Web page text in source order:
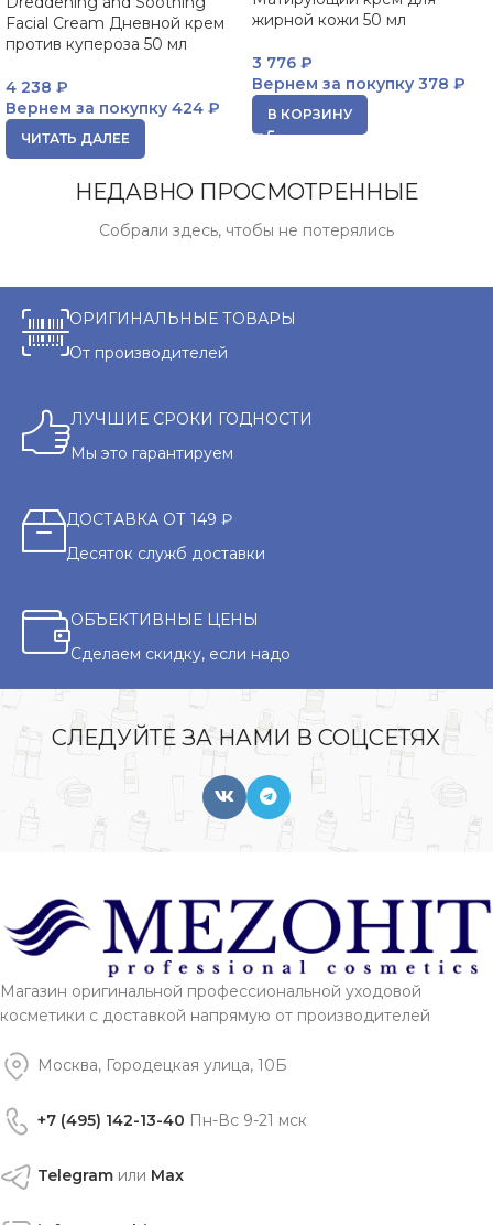
Facial Cream Дневной крем
против купероза 50 мл
4 238 ₽
Вернем за покупку 424 ₽
ЧИТАТЬ ДАЛЕЕ
жирной кожи 50 мл
3 776 ₽
Вернем за покупку 378 ₽
В КОРЗИНУ
НЕДАВНО ПРОСМОТРЕННЫЕ
Собрали здесь, чтобы не потерялись
ОРИГИНАЛЬНЫЕ ТОВАРЫ
От производителей
ЛУЧШИЕ СРОКИ ГОДНОСТИ
Мы это гарантируем
ДОСТАВКА ОТ 149 ₽
Десяток служб доставки
ОБЪЕКТИВНЫЕ ЦЕНЫ
Сделаем скидку, если надо
СЛЕДУЙТЕ ЗА НАМИ В СОЦСЕТЯХ
Магазин оригинальной профессиональной уходовой
косметики с доставкой напрямую от производителей
Москва, Городецкая улица, 10Б
+7 (495) 142-13-40 Пн-Вс 9-21 мск
Telegram или Max